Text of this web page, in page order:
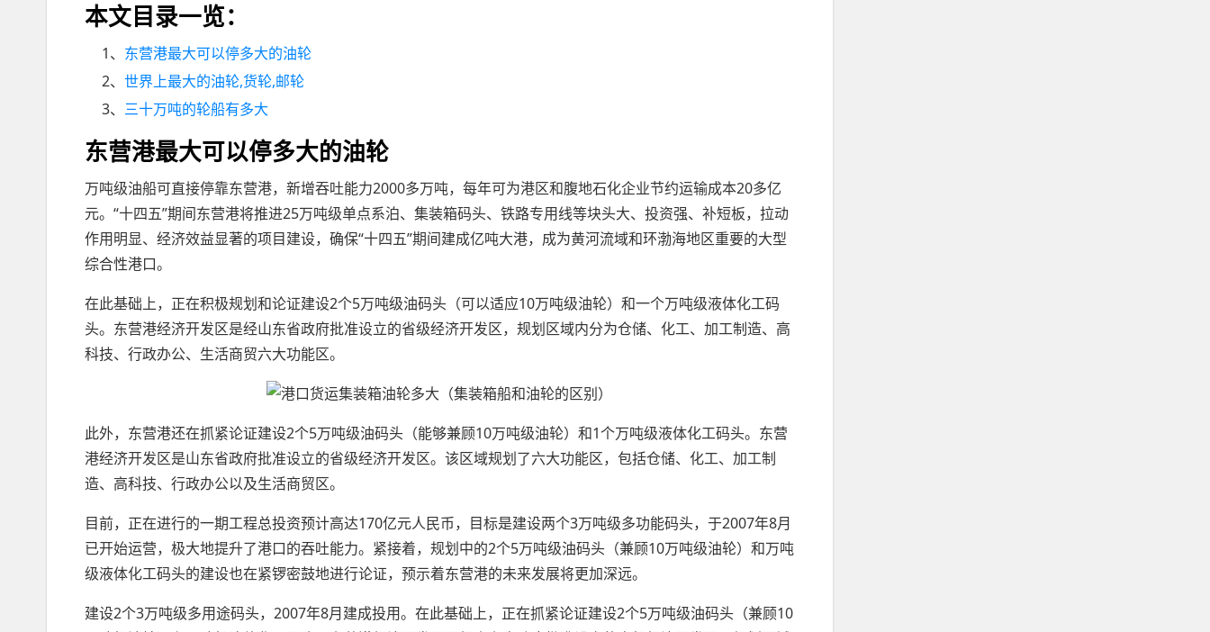
本文目录一览：
1、 东营港最大可以停多大的油轮
2、世界上最大的油轮,货轮,邮轮
3、 三十万吨的轮船有多大
东营港最大可以停多大的油轮
万吨级油船可直接停靠东营港，新增吞吐能力2000多万吨，每年可为港区和腹地石化企业节约运输成本20多亿
元。“十四五”期间东营港将推进25万吨级单点系泊、集装箱码头、铁路专用线等块头大、投资强、补短板，拉动
作用明显、经济效益显著的项目建设，确保“十四五”期间建成亿吨大港，成为黄河流域和环渤海地区重要的大型
综合性港口。
在此基础上，正在积极规划和论证建设2个5万吨级油码头（可以适应10万吨级油轮）和一个万吨级液体化工码
头。东营港经济开发区是经山东省政府批准设立的省级经济开发区，规划区域内分为仓储、化工、加工制造、高
科技、行政办公、生活商贸六大功能区。
此外，东营港还在抓紧论证建设2个5万吨级油码头（能够兼顾10万吨级油轮）和1个万吨级液体化工码头。东营
港经济开发区是山东省政府批准设立的省级经济开发区。该区域规划了六大功能区，包括仓储、化工、加工制
造、高科技、行政办公以及生活商贸区。
目前，正在进行的一期工程总投资预计高达170亿元人民币，目标是建设两个3万吨级多功能码头，于2007年8月
已开始运营，极大地提升了港口的吞吐能力。紧接着，规划中的2个5万吨级油码头（兼顾10万吨级油轮）和万吨
级液体化工码头的建设也在紧锣密鼓地进行论证，预示着东营港的未来发展将更加深远。
建设2个3万吨级多用途码头，2007年8月建成投用。在此基础上，正在抓紧论证建设2个5万吨级油码头（兼顾10